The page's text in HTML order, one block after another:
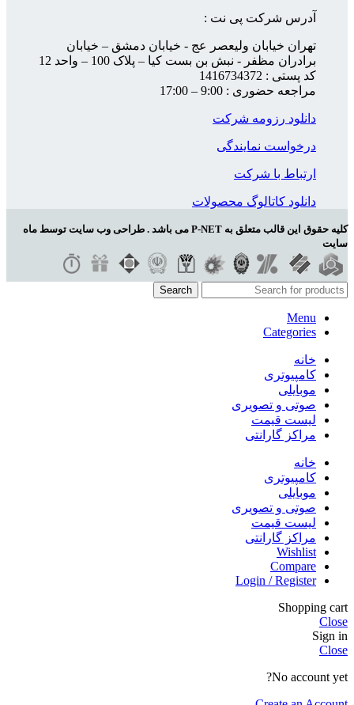
آدرس شرکت پی نت :
تهران خیابان ولیعصر عج - خیابان دمشق – خیابان
برادران مظفر - نبش بن بست کیا – پلاک 100 – واحد 12
کد پستی : 1416734372
مراجعه حضوری : 9:00 – 17:00
دانلود رزومه شرکت
درخواست نمایندگی
ارتباط با شرکت
دانلود کاتالوگ محصولات
کلیه حقوق این قالب متعلق به P-NET می باشد . طراحی وب سایت توسط ماه
سایت
Search
Menu
Categories
خانه
کامپیوتری
موبایلی
صوتی و تصویری
لیست قیمت
مراکز گارانتی
خانه
کامپیوتری
موبایلی
صوتی و تصویری
لیست قیمت
مراکز گارانتی
Wishlist
Compare
Login / Register
Shopping cart
Close
Sign in
Close
No account yet?